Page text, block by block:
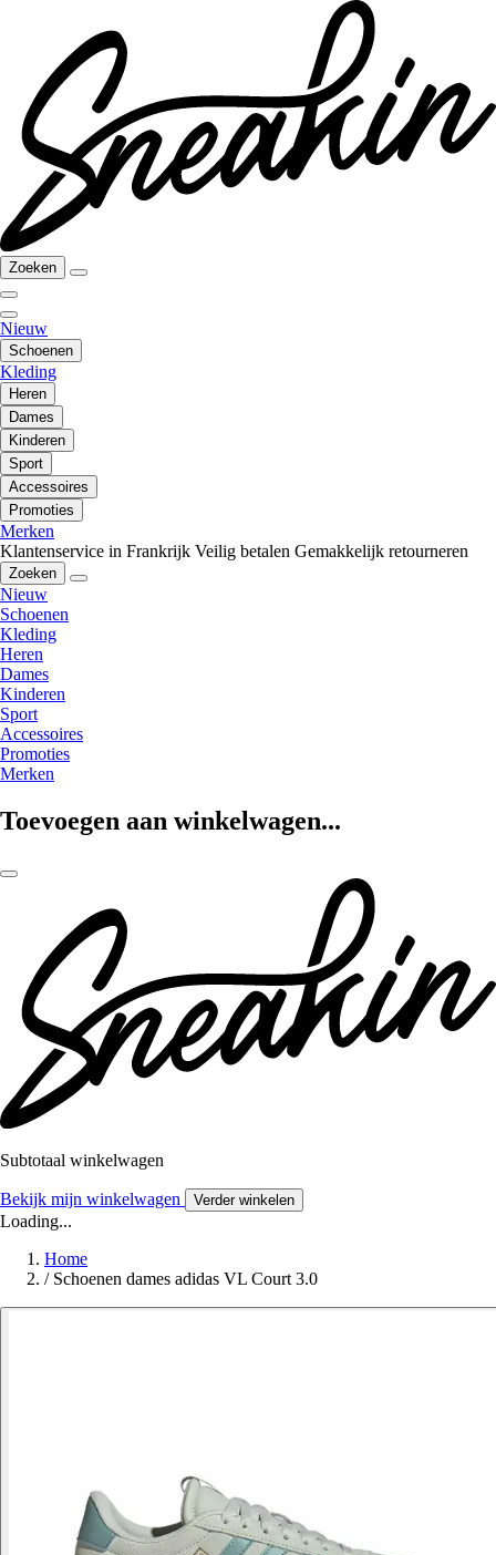
Zoeken
Nieuw
Schoenen
Kleding
Heren
Dames
Kinderen
Sport
Accessoires
Promoties
Merken
Klantenservice in Frankrijk Veilig betalen Gemakkelijk retourneren
Zoeken
Nieuw
Schoenen
Kleding
Heren
Dames
Kinderen
Sport
Accessoires
Promoties
Merken
Toevoegen aan winkelwagen...
Subtotaal winkelwagen
Bekijk mijn winkelwagen Verder winkelen
Loading...
Home
/ Schoenen dames adidas VL Court 3.0